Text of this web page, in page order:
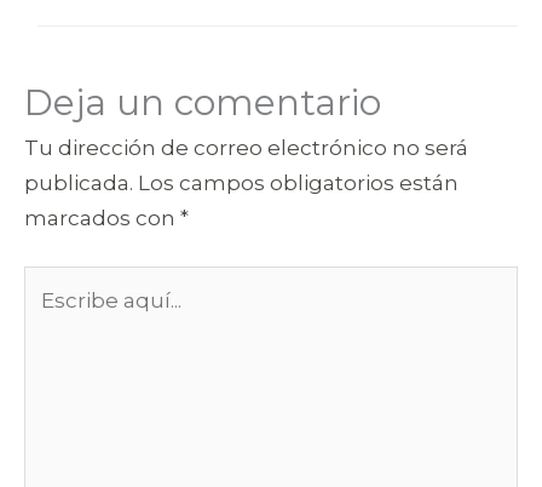
Deja un comentario
Tu dirección de correo electrónico no será
publicada. Los campos obligatorios están
marcados con *